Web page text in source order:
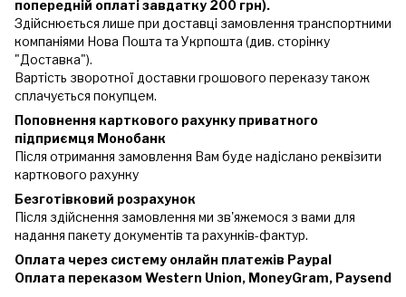
попередній оплаті завдатку 200 грн).
Здійснюється лише при доставці замовлення транспортними
компаніями Нова Пошта та Укрпошта (див. сторінку
"Доставка").
Вартість зворотної доставки грошового переказу також
сплачується покупцем.
Поповнення карткового рахунку приватного
підприємця Монобанк
Після отримання замовлення Вам буде надіслано реквізити
карткового рахунку
Безготівковий розрахунок
Після здійснення замовлення ми зв'яжемося з вами для
надання пакету документів та рахунків-фактур.
Оплата через систему онлайн платежів Paypal
Оплата переказом Western Union, MoneyGram, Paysend